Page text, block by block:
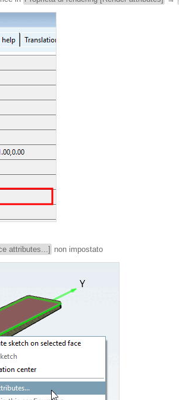
attributes...] non impostato